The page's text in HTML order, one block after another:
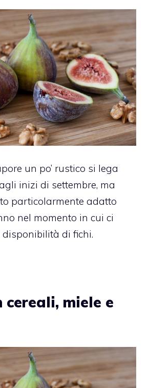
un po’ rustico si lega
inizi di settembre, ma
particolarmente adatto
nel momento in cui ci
di fichi.
cereali, miele e